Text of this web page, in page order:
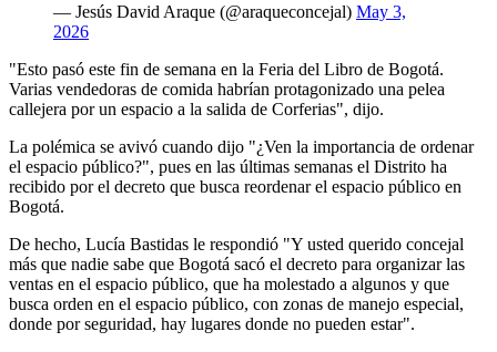
— Jesús David Araque (@araqueconcejal) May 3,
2026
"Esto pasó este fin de semana en la Feria del Libro de Bogotá.
Varias vendedoras de comida habrían protagonizado una pelea
callejera por un espacio a la salida de Corferias", dijo.
La polémica se avivó cuando dijo "¿Ven la importancia de ordenar
el espacio público?", pues en las últimas semanas el Distrito ha
recibido por el decreto que busca reordenar el espacio público en
Bogotá.
De hecho, Lucía Bastidas le respondió "Y usted querido concejal
más que nadie sabe que Bogotá sacó el decreto para organizar las
ventas en el espacio público, que ha molestado a algunos y que
busca orden en el espacio público, con zonas de manejo especial,
donde por seguridad, hay lugares donde no pueden estar".